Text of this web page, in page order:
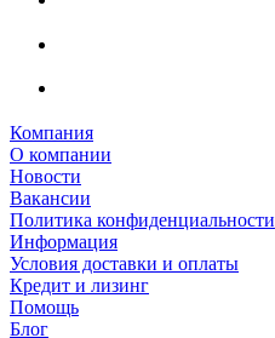
Компания
О компании
Новости
Вакансии
Политика конфиденциальности
Информация
Условия доставки и оплаты
Кредит и лизинг
Помощь
Блог